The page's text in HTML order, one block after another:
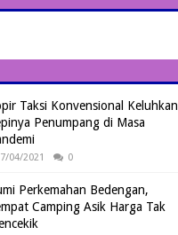
Taksi Konvensional Keluhkan
Penumpang di Masa
7/04/2021 0
Perkemahan Bedengan,
Camping Asik Harga Tak